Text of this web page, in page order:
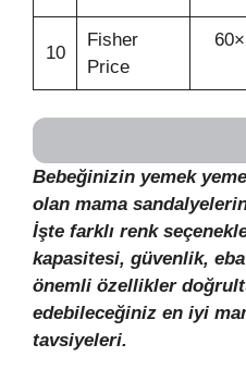
10
Fisher
Price
Bebeğinizin yemek
olan mama
İşte farklı renk
kapasitesi, güvenlik,
önemli özellikler
edebileceğiniz en iyi
tavsiyeleri.